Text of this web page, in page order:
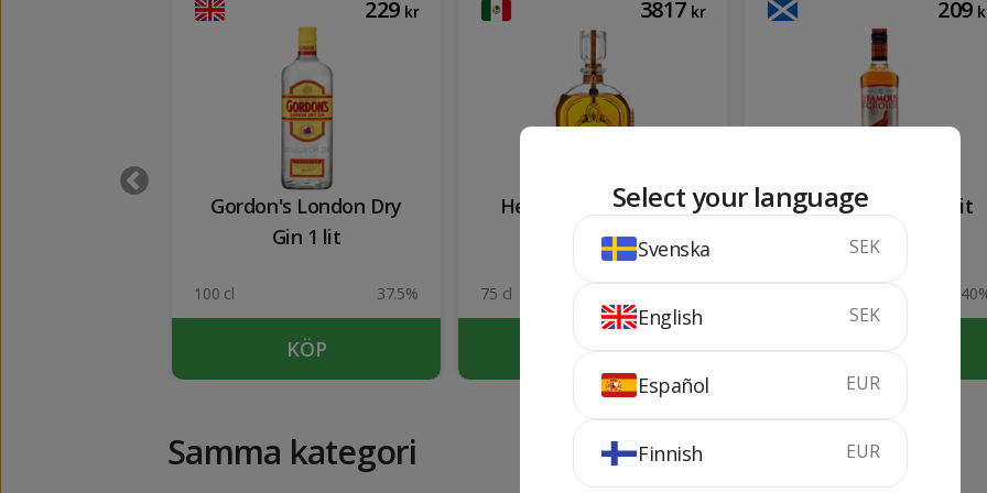
229 kr
Gordon's London Dry
Gin 1 lit
100 cl 37.5%
KÖP
3817 kr
Herradura Selección
Limited Edition
75 cl
KÖP
209
Famous Grouse 1 Lit
KÖP
Samma kategori
Select your language
Svenska SEK
English SEK
Español EUR
Finnish EUR